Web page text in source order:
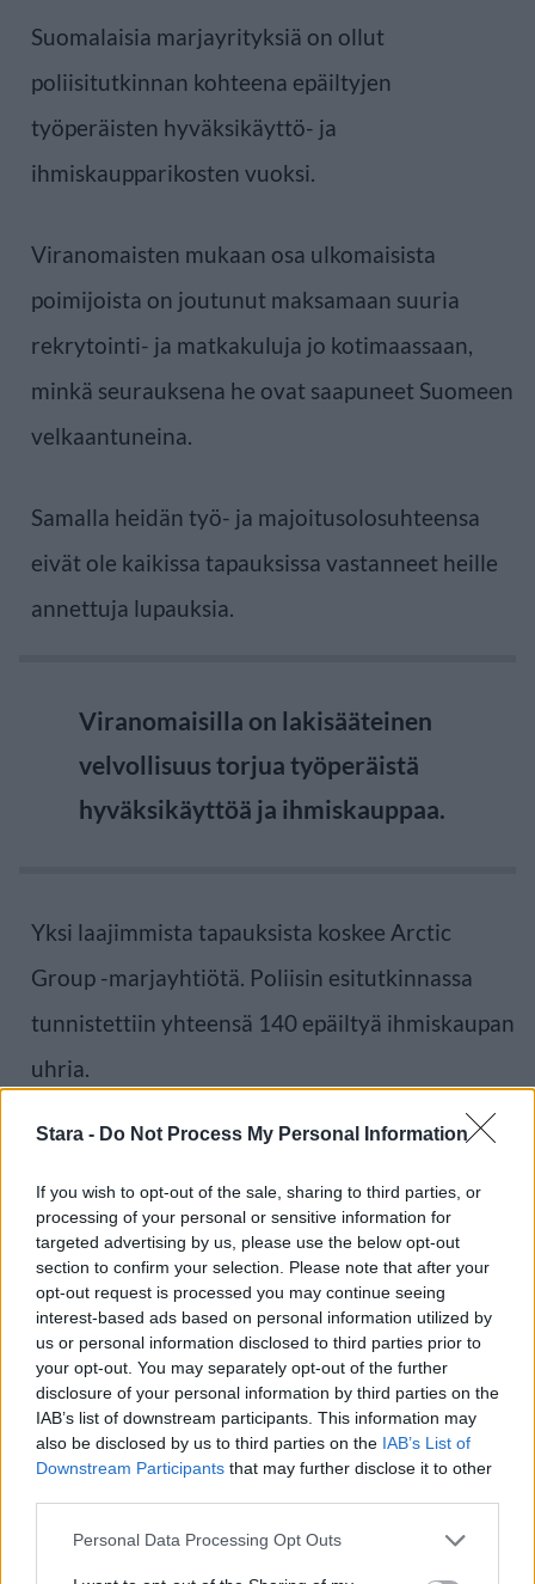
Stara - Do Not Process My Personal Information
If you wish to opt-out of the sale, sharing to third parties, or
processing of your personal or sensitive information for
targeted advertising by us, please use the below opt-out
section to confirm your selection. Please note that after your
opt-out request is processed you may continue seeing
interest-based ads based on personal information utilized by
us or personal information disclosed to third parties prior to
your opt-out. You may separately opt-out of the further
disclosure of your personal information by third parties on the
IAB’s list of downstream participants. This information may
also be disclosed by us to third parties on the IAB’s List of
Downstream Participants that may further disclose it to other
Personal Data Processing Opt Outs
Suomalaisia marjayrityksiä on ollut
poliisitutkinnan kohteena epäiltyjen
työperäisten hyväksikäyttö- ja
ihmiskaupparikosten vuoksi.
Viranomaisten mukaan osa ulkomaisista
poimijoista on joutunut maksamaan suuria
rekrytointi- ja matkakuluja jo kotimaassaan,
minkä seurauksena he ovat saapuneet Suomeen
velkaantuneina.
Samalla heidän työ- ja majoitusolosuhteensa
eivät ole kaikissa tapauksissa vastanneet heille
annettuja lupauksia.
Viranomaisilla on lakisääteinen
velvollisuus torjua työperäistä
hyväksikäyttöä ja ihmiskauppaa.
Yksi laajimmista tapauksista koskee Arctic
Group -marjayhtiötä. Poliisin esitutkinnassa
tunnistettiin yhteensä 140 epäiltyä ihmiskaupan
uhria.
Viime vuonna ulkoministeriö myönsi
luonnonmarjanpoimijoille noin 2.600
kausityöviisumia. Kielteisiä päätöksiä tehtiin
tuolloin vain muutamia kymmeniä. Tänä vuonna
tilanne on muuttunut.
Ulkoministeriö muistuttaa, että
viisumipäätöksiä tehtäessä viranomaisilla on
lakisääteinen velvollisuus torjua työperäistä
hyväksikäyttöä ja ihmiskauppaa. Jos